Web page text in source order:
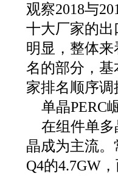
观察2018与
十大厂家的
明显，整体
名的部分，
家排名顺序调
单晶PERC
在组件单
晶成为主流。
Q4的4.7GW